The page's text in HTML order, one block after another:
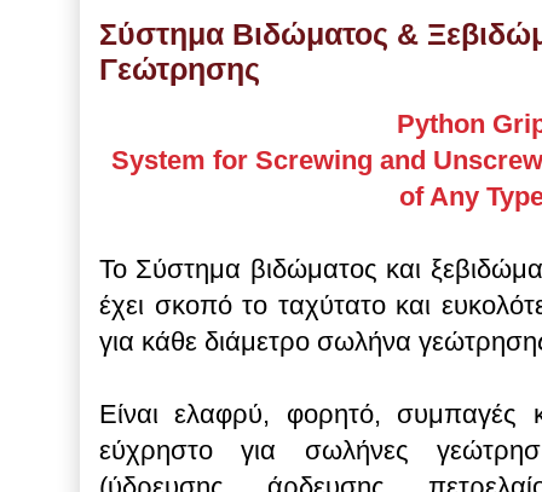
Σύστημα Βιδώματος &
Γεώτρησης
Python
System for Screwing and
of Any
Το Σύστημα βιδώματος και
έχει σκοπό το ταχύτατο και
για κάθε διάμετρο σωλήνα
Είναι ελαφρύ, φορητό, συμπαγές
εύχρηστο για σωλήνες